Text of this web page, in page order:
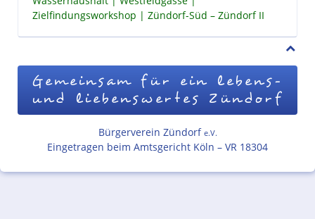
Zielfindungsworkshop
Zündorf-Süd – Zündorf II
Gemeinsam für ein lebens-
und liebenswertes Zündorf
Bürgerverein Zündorf e.V.
Eingetragen beim Amtsgericht Köln – VR 18304